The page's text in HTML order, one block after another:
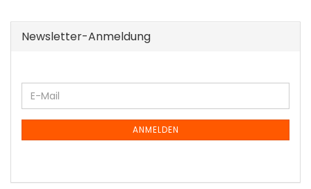
Newsletter-Anmeldung
WEITER
ZUR
NEWSLETTER-
E-
Mail
ANMELDEN